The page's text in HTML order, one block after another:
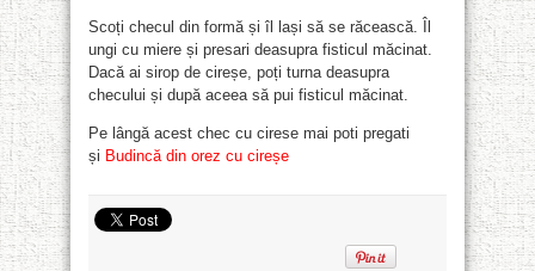
Scoți checul din formă și îl lași să se răcească. Îl
ungi cu miere și presari deasupra fisticul măcinat.
Dacă ai sirop de cireșe, poți turna deasupra
checului și după aceea să pui fisticul măcinat.
Pe lângă acest chec cu cirese mai poti pregati
și Budincă din orez cu cireșe